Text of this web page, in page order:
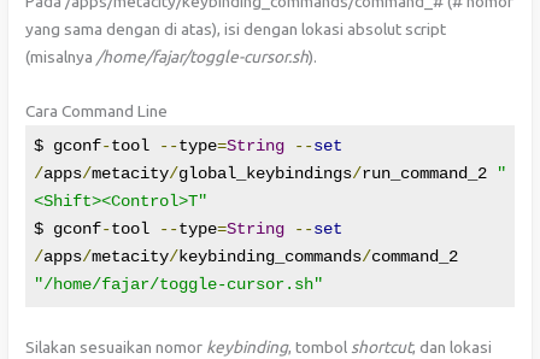
yang sama dengan di atas), isi dengan lokasi absolut script
(misalnya /home/fajar/toggle-cursor.sh).
Cara Command Line
$ gconf-tool --type=String --set
/apps/metacity/global_keybindings/run_command_2
"
<Shift><Control>T"
$ gconf-tool --type=String --set
/apps/metacity/keybinding_commands/
command_2
"/home/fajar/toggle-cursor.sh"
Silakan sesuaikan nomor keybinding, tombol shortcut, dan lokasi